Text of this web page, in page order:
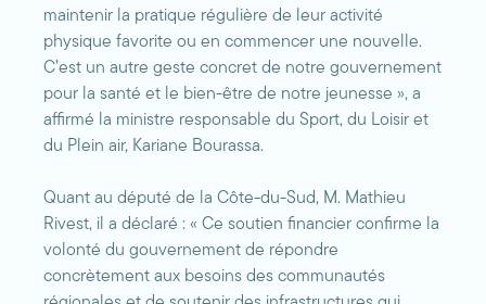
maintenir la pratique régulière de leur activité
physique favorite ou en commencer une nouvelle.
C’est un autre geste concret de notre gouvernement
pour la santé et le bien-être de notre jeunesse », a
affirmé la ministre responsable du Sport, du Loisir et
du Plein air, Kariane Bourassa.
Quant au député de la Côte-du-Sud, M. Mathieu
Rivest, il a déclaré : « Ce soutien financier confirme la
volonté du gouvernement de répondre
concrètement aux besoins des communautés